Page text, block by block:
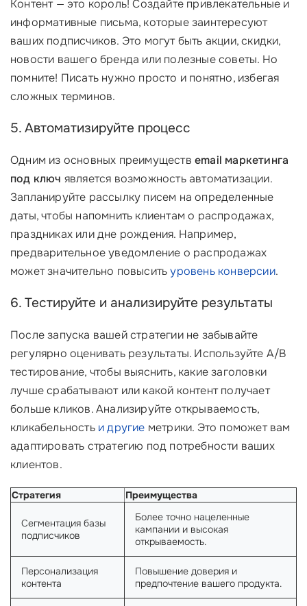
Контент — это король! Создайте привлекательные и
информативные письма, которые заинтересуют
ваших подписчиков. Это могут быть акции, скидки,
новости вашего бренда или полезные советы. Но
помните! Писать нужно просто и понятно, избегая
сложных терминов.
5. Автоматизируйте процесс
Одним из основных преимуществ email маркетинга
под ключ является возможность автоматизации.
Запланируйте рассылку писем на определенные
даты, чтобы напомнить клиентам о распродажах,
праздниках или дне рождения. Например,
предварительное уведомление о распродажах
может значительно повыситьуровень конверсии.
6. Тестируйте и анализируйте результаты
После запуска вашей стратегии не забывайте
регулярно оценивать результаты. Используйте A/B
тестирование, чтобы выяснить, какие заголовки
лучше срабатывают или какой контент получает
больше кликов. Анализируйте открываемость,
кликабельность и другие метрики. Это поможет вам
адаптировать стратегию под потребности ваших
клиентов.
Стратегия Преимущества
Сегментация базы
подписчиков
Более точно нацеленные
кампании и высокая
открываемость.
Персонализация
контента
Повышение доверия и
предпочтение вашего продукта.